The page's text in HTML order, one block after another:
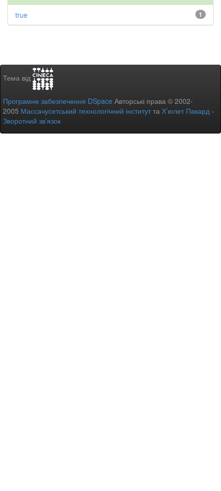
1
true
Тема від
Програмне забезпечення DSpace Авторські права © 2002-
2005 Массачусетський технологічний інститутта Х’юлет Пакард -
Зворотний зв’язок